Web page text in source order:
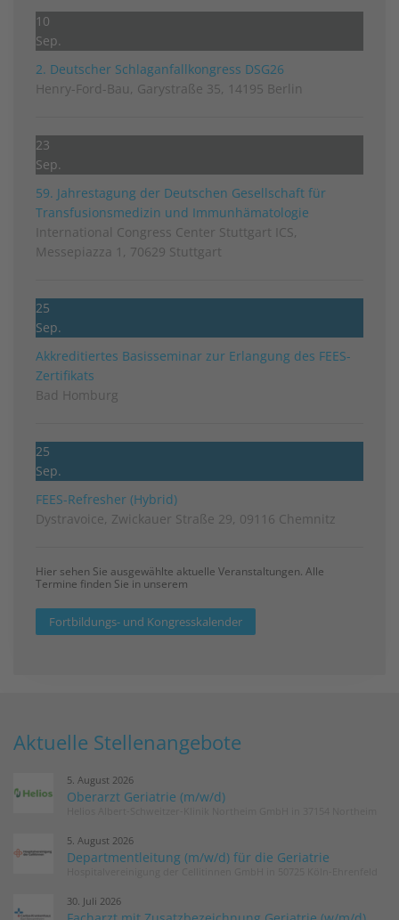
10
Sep.
2. Deutscher Schlag­anfall­kongress DSG26
Henry-Ford-Bau, Garystraße 35, 14195 Berlin
23
Sep.
59. Jahrestagung der Deutschen Gesellschaft für
Transfusionsmedizin und Immunhämatologie
International Congress Center Stuttgart ICS,
Messepiazza 1, 70629 Stuttgart
25
Sep.
Akkreditiertes Basisseminar zur Erlangung des FEES-
Zertifikats
Bad Homburg
25
Sep.
FEES-Refresher (Hybrid)
Dystravoice, Zwickauer Straße 29, 09116 Chemnitz
Hier sehen Sie ausgewählte aktuelle Veranstaltungen. Alle
Termine finden Sie in unserem
Fortbildungs- und Kongresskalender
Aktuelle Stellenangebote
5. August 2026
Oberarzt Geriatrie (m/w/d)
5. August 2026
Departmentleitung (m/w/d) für die Geriatrie
30. Juli 2026